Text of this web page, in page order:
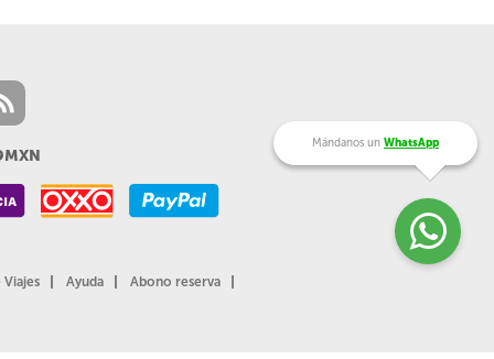
Ayuda
Abono reserva
Mándanos un WhatsApp